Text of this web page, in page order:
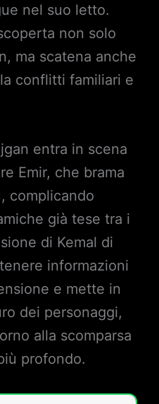
nel suo letto.
non solo
ma scatena anche
conflitti familiari e
entra in scena
Emir, che brama
complicando
già tese tra i
di Kemal di
informazioni
e mette in
dei personaggi,
alla scomparsa
profondo.